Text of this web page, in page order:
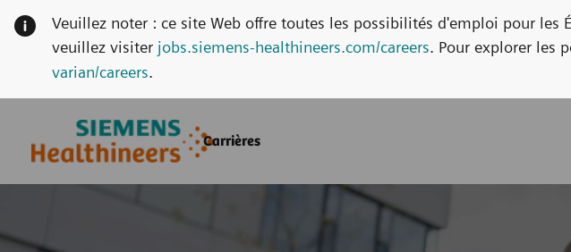
Carrières
Veuillez noter : ce site Web offre toutes les possibilités d'emploi pour les
veuillez visiter jobs.siemens-healthineers.com/careers. Pour explorer les
varian/careers.